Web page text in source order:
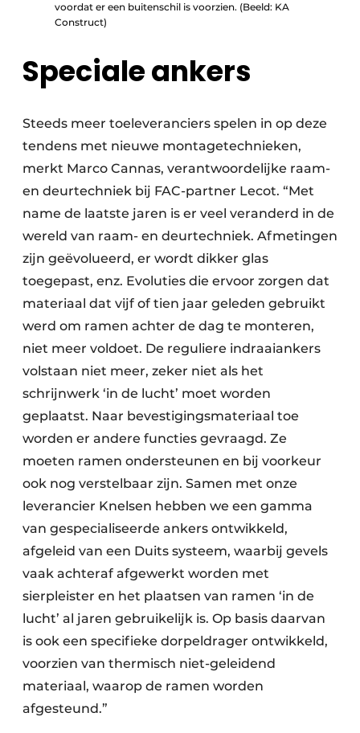
voordat er een buitenschil is voorzien. (Beeld: KA
Construct)
Speciale ankers
Steeds meer toeleveranciers spelen in op deze
tendens met nieuwe montagetechnieken,
merkt Marco Cannas, verantwoordelijke raam-
en deurtechniek bij FAC-partner Lecot. “Met
name de laatste jaren is er veel veranderd in de
wereld van raam- en deurtechniek. Afmetingen
zijn geëvolueerd, er wordt dikker glas
toegepast, enz. Evoluties die ervoor zorgen dat
materiaal dat vijf of tien jaar geleden gebruikt
werd om ramen achter de dag te monteren,
niet meer voldoet. De reguliere indraaiankers
volstaan niet meer, zeker niet als het
schrijnwerk ‘in de lucht’ moet worden
geplaatst. Naar bevestigingsmateriaal toe
worden er andere functies gevraagd. Ze
moeten ramen ondersteunen en bij voorkeur
ook nog verstelbaar zijn. Samen met onze
leverancier Knelsen hebben we een gamma
van gespecialiseerde ankers ontwikkeld,
afgeleid van een Duits systeem, waarbij gevels
vaak achteraf afgewerkt worden met
sierpleister en het plaatsen van ramen ‘in de
lucht’ al jaren gebruikelijk is. Op basis daarvan
is ook een specifieke dorpeldrager ontwikkeld,
voorzien van thermisch niet-geleidend
materiaal, waarop de ramen worden
afgesteund.”